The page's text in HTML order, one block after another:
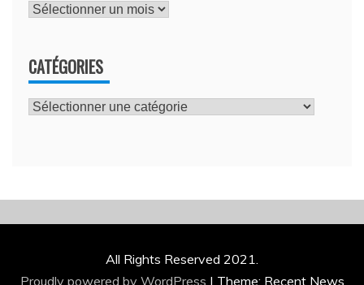
Archives
CATÉGORIES
Catégories
All Rights Reserved 2021.
Proudly powered by WordPress | Theme: Recent News